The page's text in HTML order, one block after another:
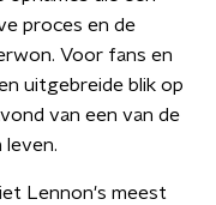
proces en de
Voor fans en
uitgebreide blik op
van een van de
leven.
Lennon's meest